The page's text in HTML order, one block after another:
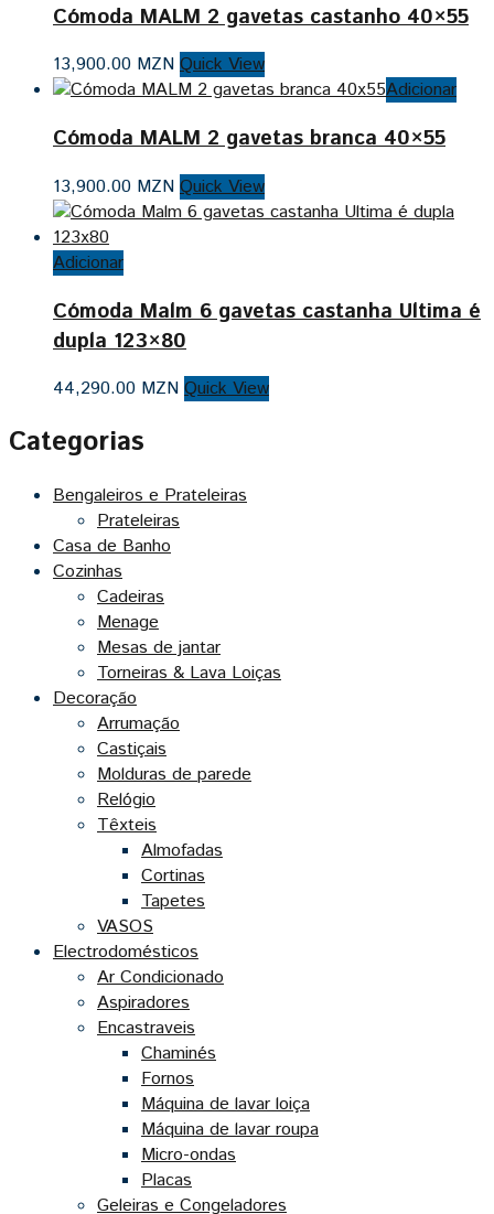
Cómoda MALM 2 gavetas castanho 40×55
13,900.00 MZN Quick View
Adicionar
Cómoda MALM 2 gavetas branca 40×55
13,900.00 MZN Quick View
Adicionar
Cómoda Malm 6 gavetas castanha Ultima é
dupla 123×80
44,290.00 MZN Quick View
Categorias
Bengaleiros e Prateleiras
Prateleiras
Casa de Banho
Cozinhas
Cadeiras
Menage
Mesas de jantar
Torneiras & Lava Loiças
Decoração
Arrumação
Castiçais
Molduras de parede
Relógio
Têxteis
Almofadas
Cortinas
Tapetes
VASOS
Electrodomésticos
Ar Condicionado
Aspiradores
Encastraveis
Chaminés
Fornos
Máquina de lavar loiça
Máquina de lavar roupa
Micro-ondas
Placas
Geleiras e Congeladores